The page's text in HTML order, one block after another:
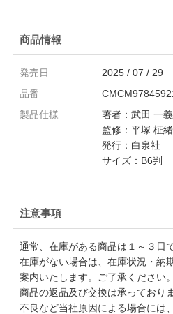
商品情報
発売日
2025 / 07 / 29
品番
製品仕様
著者：武田 一義
監修：平塚 柾
発行：白泉社
サイズ：B6判
注意事項
通常、在庫がある商品は１～３日
在庫がない場合は、在庫状況・納
案内いたします。ご了承ください。
商品の返品及び交換は承っており
不良など当社原因による場合には